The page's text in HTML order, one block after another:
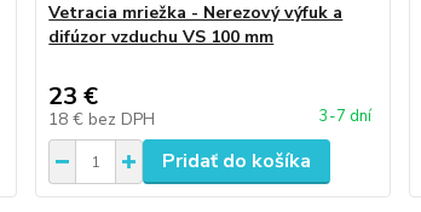
Vetracia mriežka - Nerezový výfuk a
difúzor vzduchu VS 100 mm
23 €
18 € bez DPH 3-7 dní
Pridať do košíka